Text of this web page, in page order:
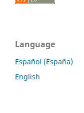
Language
Español (España)
English